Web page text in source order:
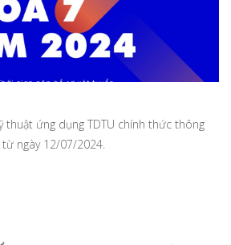
thuật ứng dụng TDTU chính thức thông
ngày 12/07/2024.